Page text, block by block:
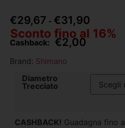
€29,67 - €31,90
Sconto fino al 16%
Cashback: €2,00
Brand: Shimano
Diametro
Trecciato
CASHBACK! Guadagna fino a